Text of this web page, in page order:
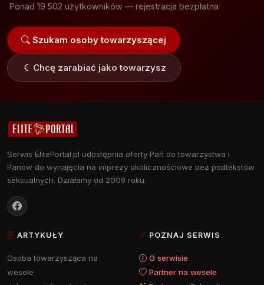
Ponad 19 502 użytkowników — rejestracja bezpłatna
Szukam osoby towarzyszącej
Chcę zarabiać jako towarzysz
Serwis ElitePortal.pl udostępnia oferty Pań do towarzystwa i
Panów do wynajęcia na imprezy okolicznościowe bez podtekstów
seksualnych. Działamy od 2009 roku.
ARTYKUŁY
Osoba towarzysząca na
wesele
POZNAJ SERWIS
O serwisie
Partner na wesele